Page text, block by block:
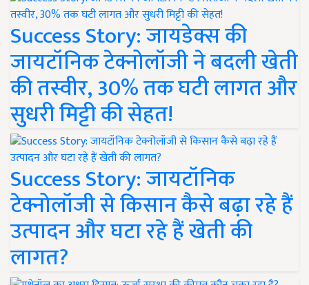
Success Story: जायडेक्स की
जायटॉनिक टेक्नोलॉजी ने बदली खेती
की तस्वीर, 30% तक घटी लागत और
सुधरी मिट्टी की सेहत!
Success Story: जायटॉनिक
टेक्नोलॉजी से किसान कैसे बढ़ा रहे हैं
उत्पादन और घटा रहे हैं खेती की
लागत?